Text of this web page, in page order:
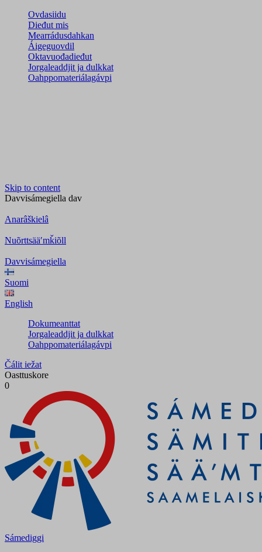
Ovdasiidu
Dieđut mis
Mearrádusdahkan
Áigeguovdil
Oktavuođadieđut
Jorgaleaddjit ja dulkkat
Oahppomateriálagávpi
Skip to content
Davvisámegiella dav
Anarâškielâ
Nuõrttsääʹmǩiõll
Davvisámegiella
Suomi
English
Dokumeanttat
Jorgaleaddjit ja dulkkat
Oahppomateriálagávpi
Čálit iežat
Oasttuskore
0
Sámediggi